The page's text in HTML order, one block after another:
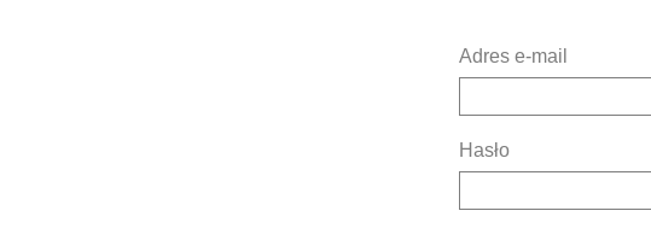
Adres e-mail
Hasło